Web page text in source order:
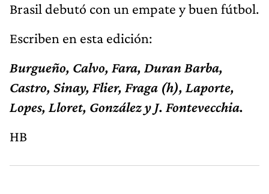
Brasil debutó con un empate y buen fútbol.
Escriben en esta edición:
Burgueño, Calvo, Fara, Duran Barba,
Castro, Sinay, Flier, Fraga (h), Laporte,
Lopes, Lloret, González y J. Fontevecchia.
HB